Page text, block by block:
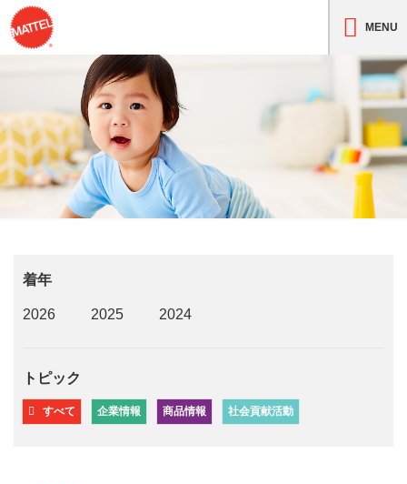
MENU
着年
2026 2025 2024
トピック
すべて 企業情報 商品情報 社会貢献活動